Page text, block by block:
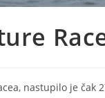
nastupilo je čak